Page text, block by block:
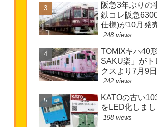
阪急3年ぶりの
鉄コレ阪急
仕様)が10月発
248 views
TOMIXキハ40
SAKU楽」がト
クスより7月9
242 views
KATOの古い
をLED化しまし
198 views